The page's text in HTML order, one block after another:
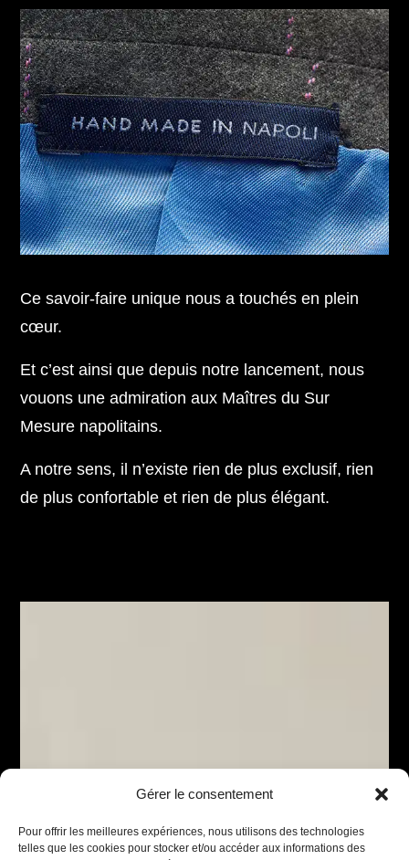
Gérer le consentement
Pour offrir les meilleures expériences, nous utilisons des technologies
telles que les cookies pour stocker et/ou accéder aux informations des
Ce savoir-faire unique nous a touchés en plein
cœur.
Et c’est ainsi que depuis notre lancement, nous
vouons une admiration aux Maîtres du Sur
Mesure napolitains.
A notre sens, il n’existe rien de plus exclusif, rien
de plus confortable et rien de plus élégant.